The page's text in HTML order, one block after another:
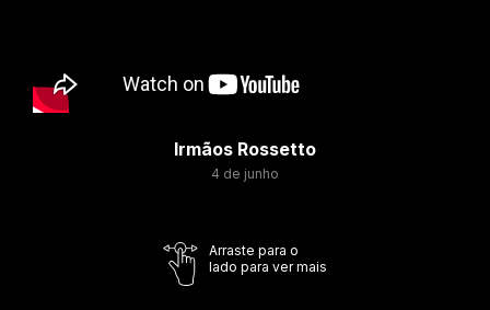
Irmãos Rossetto
4 de junho
Arraste para o
lado para ver mais